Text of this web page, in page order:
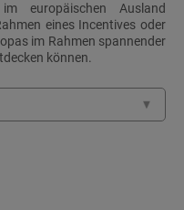
europäischen Ausland
eines Incentives oder
im Rahmen spannender
können.